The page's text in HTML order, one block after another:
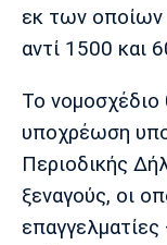
εκ των οποίων
αντί 1500 και
Το νομοσχέδιο
υποχρέωση
Περιοδικής
ξεναγούς, οι